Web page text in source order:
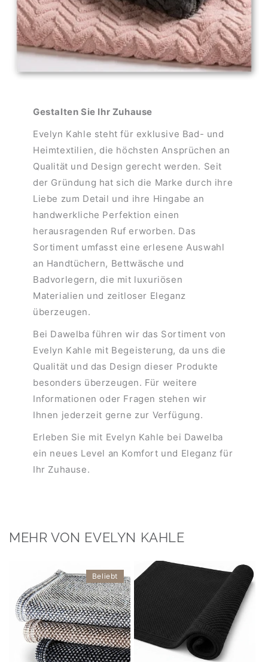
Gestalten Sie Ihr Zuhause
Evelyn Kahle steht für exklusive Bad- und
Heimtextilien, die höchsten Ansprüchen an
Qualität und Design gerecht werden. Seit
der Gründung hat sich die Marke durch ihre
Liebe zum Detail und ihre Hingabe an
handwerkliche Perfektion einen
herausragenden Ruf erworben. Das
Sortiment umfasst eine erlesene Auswahl
an Handtüchern, Bettwäsche und
Badvorlegern, die mit luxuriösen
Materialien und zeitloser Eleganz
überzeugen.
Bei Dawelba führen wir das Sortiment von
Evelyn Kahle mit Begeisterung, da uns die
Qualität und das Design dieser Produkte
besonders überzeugen. Für weitere
Informationen oder Fragen stehen wir
Ihnen jederzeit gerne zur Verfügung.
Erleben Sie mit Evelyn Kahle bei Dawelba
ein neues Level an Komfort und Eleganz für
Ihr Zuhause.
MEHR VON EVELYN KAHLE
Beliebt